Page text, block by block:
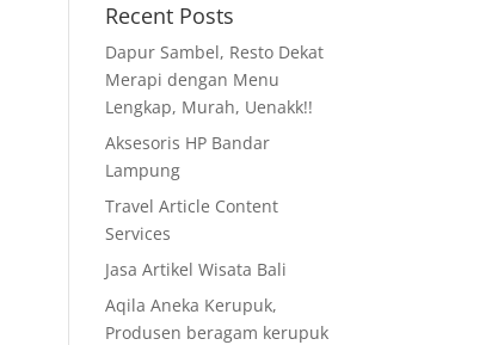
Recent Posts
Dapur Sambel, Resto Dekat
Merapi dengan Menu
Lengkap, Murah, Uenakk!!
Aksesoris HP Bandar
Lampung
Travel Article Content
Services
Jasa Artikel Wisata Bali
Aqila Aneka Kerupuk,
Produsen beragam kerupuk